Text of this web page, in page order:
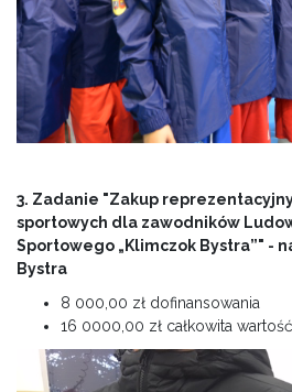
3. Zadanie "Zakup
sportowych dla zawodników
Sportowego „Klimczok Bystra”" -
Bystra
8 000,00 zł dofinansowania
16 0000,00 zł całkowita